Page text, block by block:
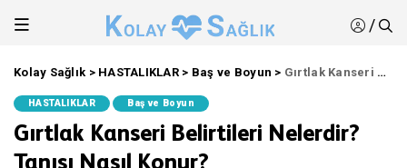
/
Kolay Sağlık> HASTALIKLAR > Baş ve Boyun > Gırtlak Kanseri Belirtileri Nelerdir? Tanısı Nasıl Konur?
HASTALIKLAR Baş ve Boyun
Gırtlak Kanseri Belirtileri Nelerdir?
Tanısı Nasıl Konur?